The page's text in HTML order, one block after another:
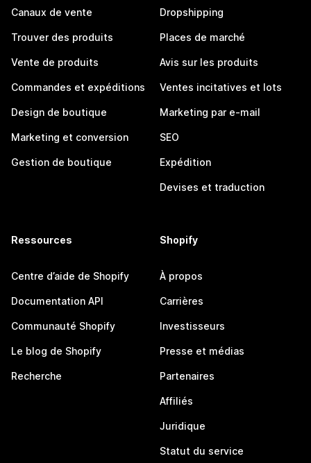
Canaux de vente
Trouver des produits
Vente de produits
Commandes et expéditions
Design de boutique
Marketing et conversion
Gestion de boutique
Dropshipping
Places de marché
Avis sur les produits
Ventes incitatives et lots
Marketing par e-mail
SEO
Expédition
Devises et traduction
Ressources
Centre d’aide de Shopify
Documentation API
Communauté Shopify
Le blog de Shopify
Recherche
Shopify
À propos
Carrières
Investisseurs
Presse et médias
Partenaires
Affiliés
Juridique
Statut du service